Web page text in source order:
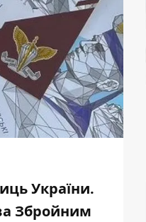
України.
Збройним